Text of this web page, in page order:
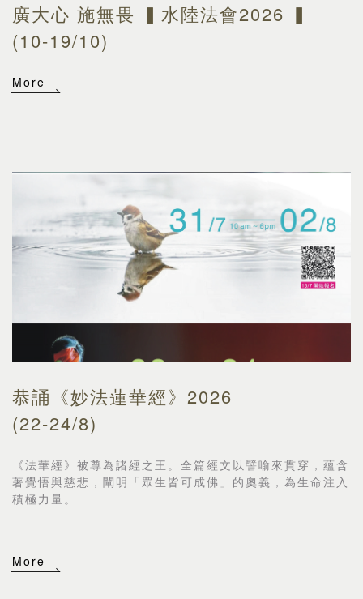
廣大心 施無畏 ▍水陸法會2026 ▍
(10-19/10)
More
恭誦《妙法蓮華經》2026
(22-24/8)
《法華經》被尊為諸經之王。全篇經文以譬喻來貫穿， 蘊含
著覺悟與慈悲，闡明「眾生皆可成佛」的奧義， 為生命注入
積極力量。
More